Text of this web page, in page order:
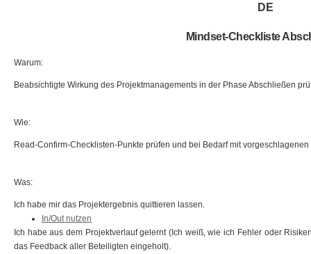
DE
Mindset-Checkliste
Warum:
Beabsichtigte Wirkung des Projektmanagements in der Phase Abschließen
Wie:
Read-Confirm-Checklisten-Punkte prüfen und bei Bedarf mit
Was:
Ich habe mir das Projektergebnis quittieren lassen.
In/Out nutzen
Ich habe aus dem Projektverlauf gelernt (Ich weiß, wie ich Fehler oder
das Feedback aller Beteiligten eingeholt).